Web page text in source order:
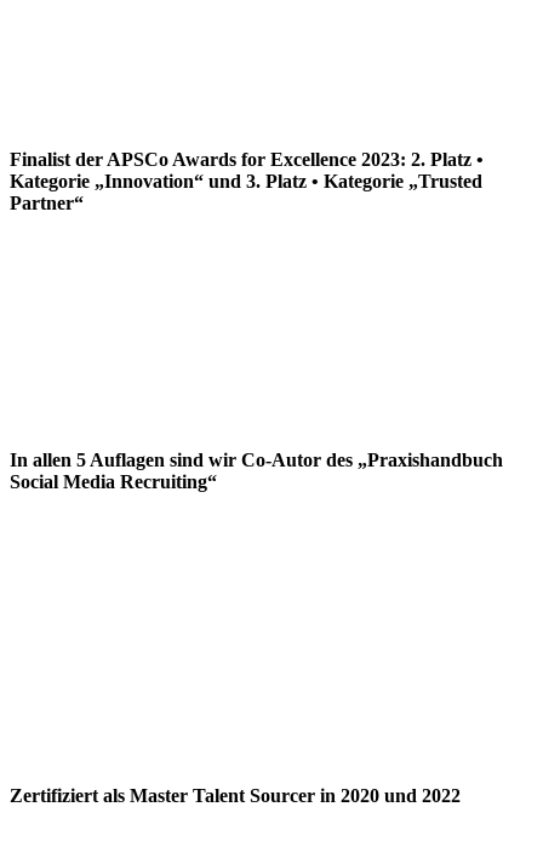
Finalist der APSCo Awards for Excellence 2023: 2. Platz •
Kategorie „Innovation“ und 3. Platz • Kategorie „Trusted
Partner“
In allen 5 Auflagen sind wir Co-Autor des „Praxishandbuch
Social Media Recruiting“
Zertifiziert als Master Talent Sourcer in 2020 und 2022